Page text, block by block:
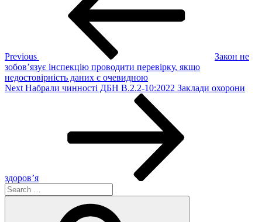
Previous
Закон не
зобов’язує інспекцію проводити перевірку, якщо
недостовірність даних є очевидною
Next
Next Набрали чинності ДБН В.2.2-10:2022 Заклади охорони
здоров’я
Search
for: